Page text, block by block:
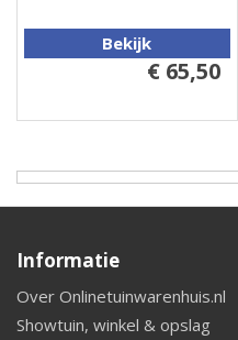
Bekijk
€ 65,50
Informatie
Over Onlinetuinwarenhuis.nl
Showtuin, winkel & opslag